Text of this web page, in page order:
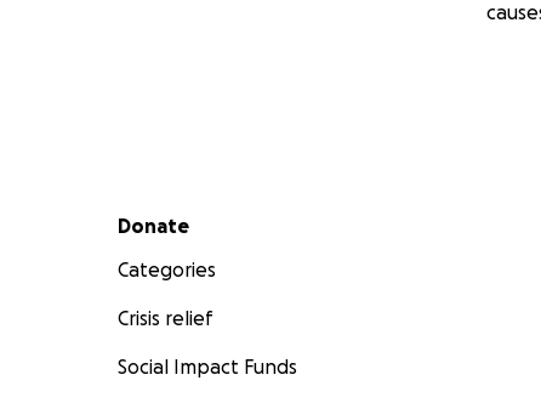
Secondary menu
Donate
Categories
Crisis relief
Social Impact Funds